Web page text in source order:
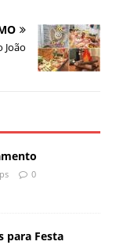
João
0
para Festa